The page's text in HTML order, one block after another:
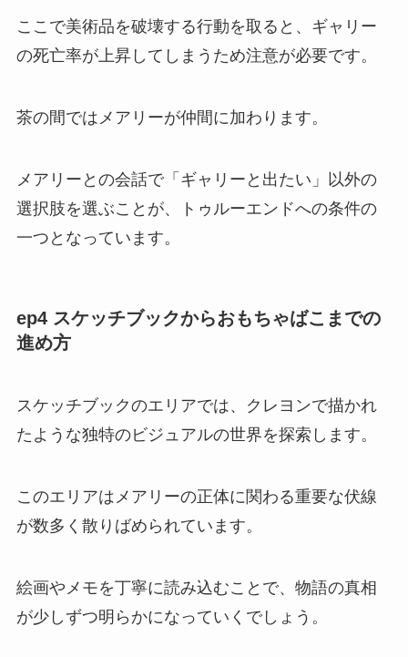
ここで美術品を破壊する行動を取ると、ギャリー
の死亡率が上昇してしまうため注意が必要です。
茶の間ではメアリーが仲間に加わります。
メアリーとの会話で「ギャリーと出たい」以外の
選択肢を選ぶことが、トゥルーエンドへの条件の
一つとなっています。
ep4 スケッチブックからおもちゃばこまでの
進め方
スケッチブックのエリアでは、クレヨンで描かれ
たような独特のビジュアルの世界を探索します。
このエリアはメアリーの正体に関わる重要な伏線
が数多く散りばめられています。
絵画やメモを丁寧に読み込むことで、物語の真相
が少しずつ明らかになっていくでしょう。